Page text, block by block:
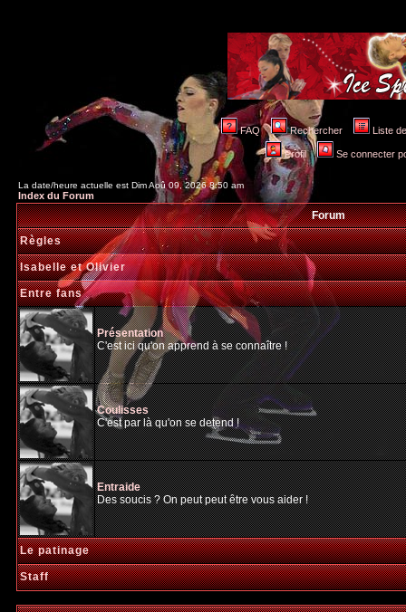
FAQ Rechercher Liste
Profil Se connecter
La date/heure actuelle est Dim Aoû 09, 2026 8:50 am
Index du Forum
Forum
Règles
Isabelle et Olivier
Entre fans
Présentation
C'est ici qu'on apprend à se connaître !
Coulisses
C'est par là qu'on se detend !
Entraide
Des soucis ? On peut peut être vous aider !
Le patinage
Staff